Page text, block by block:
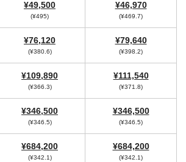
¥49,500
(¥495)
¥46,970
(¥469.7)
¥76,120
(¥380.6)
¥79,640
(¥398.2)
¥109,890
(¥366.3)
¥111,540
(¥371.8)
¥346,500
(¥346.5)
¥346,500
(¥346.5)
¥684,200
(¥342.1)
¥684,200
(¥342.1)